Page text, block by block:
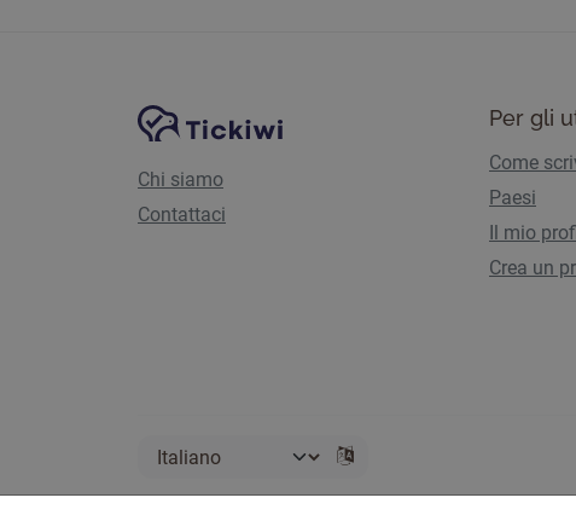
Navigazione del sitoPiattaforma Tickiwi
Chi siamo
Contattaci
Per gli
Come
Paesi
Il mio
Crea un